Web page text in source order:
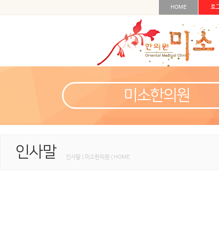
HOME 로
미소한의원
인사말 인사말 < 미소한의원 < HOME